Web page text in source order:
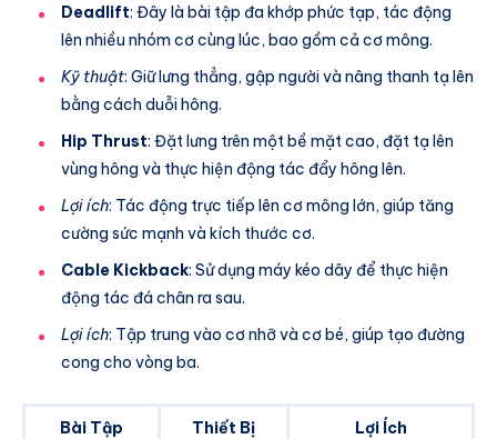
Deadlift: Đây là bài tập đa khớp phức tạp, tác động
lên nhiều nhóm cơ cùng lúc, bao gồm cả cơ mông.
Kỹ thuật: Giữ lưng thẳng, gập người và nâng thanh tạ lên
bằng cách duỗi hông.
Hip Thrust: Đặt lưng trên một bề mặt cao, đặt tạ lên
vùng hông và thực hiện động tác đẩy hông lên.
Lợi ích: Tác động trực tiếp lên cơ mông lớn, giúp tăng
cường sức mạnh và kích thước cơ.
Cable Kickback: Sử dụng máy kéo dây để thực hiện
động tác đá chân ra sau.
Lợi ích: Tập trung vào cơ nhỡ và cơ bé, giúp tạo đường
cong cho vòng ba.
Bài Tập
Thiết Bị
Lợi Ích